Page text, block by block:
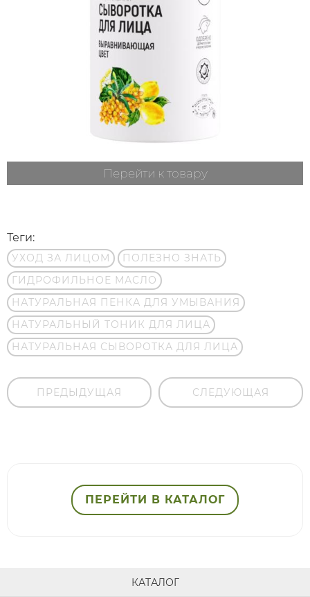
Перейти к товару
Теги:
УХОД ЗА ЛИЦОМ
ПОЛЕЗНО ЗНАТЬ
ГИДРОФИЛЬНОЕ МАСЛО
НАТУРАЛЬНАЯ ПЕНКА ДЛЯ УМЫВАНИЯ
НАТУРАЛЬНЫЙ ТОНИК ДЛЯ ЛИЦА
НАТУРАЛЬНАЯ СЫВОРОТКА ДЛЯ ЛИЦА
ПРЕДЫДУЩАЯ СЛЕДУЮЩАЯ
ПЕРЕЙТИ В КАТАЛОГ
КАТАЛОГ